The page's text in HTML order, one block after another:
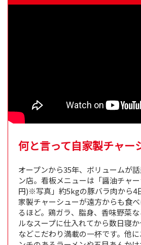
何と言って自家製チャー
オープンから35年、ボリュームが
ン店。看板メニューは「醤油チャ
円)※写真」約5kgの豚バラ肉から4
家製チャーシューが遠方からも食
るほど。鶏ガラ、脂身、香味野菜
ルなスープに仕入れてから数日寝
などこだわり満載の一杯です。他